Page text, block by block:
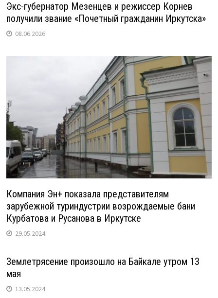
Экс-губернатор Мезенцев и режиссер Корнев
получили звание «Почетный гражданин Иркутска»
08.06.2026
Компания Эн+ показала представителям
зарубежной туриндустрии возрождаемые бани
Курбатова и Русанова в Иркутске
29.05.2024
Землетрясение произошло на Байкале утром 13
мая
13.05.2024